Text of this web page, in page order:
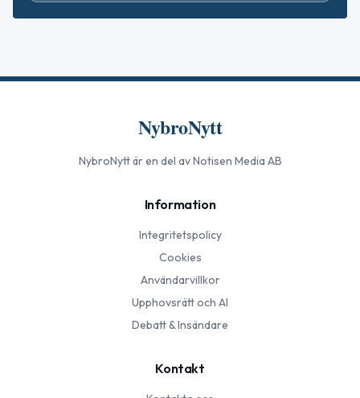
NybroNytt
NybroNyttär en del av Notisen Media AB
Information
Integritetspolicy
Cookies
Användarvillkor
Upphovsrätt och AI
Debatt & Insändare
Kontakt